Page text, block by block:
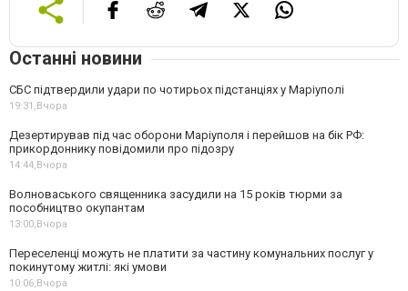
Останні новини
СБС підтвердили удари по чотирьох підстанціях у Маріуполі
19:31,Вчора
Дезертирував під час оборони Маріуполя і перейшов на бік РФ:
прикордоннику повідомили про підозру
14:44,Вчора
Волноваського священника засудили на 15 років тюрми за
пособництво окупантам
13:00,Вчора
Переселенці можуть не платити за частину комунальних послуг у
покинутому житлі: які умови
10:06,Вчора